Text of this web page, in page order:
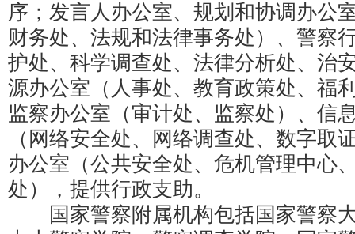
序；发言人办公室、规划和协调办公
财务处、法规和法律事务处）、警察
护处、科学调查处、法律分析处、治
源办公室（人事处、教育政策处、福
监察办公室（审计处、监察处）、信
（网络安全处、网络调查处、数字取
办公室（公共安全处、危机管理中心
处），提供行政支助。
国家警察附属机构包括国家警察